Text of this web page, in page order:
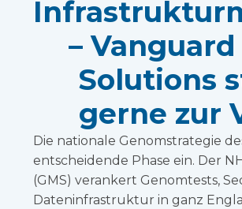
–
Solutions
gerne zur
Die nationale Genomstrategie
entscheidende Phase ein. Der
(GMS) verankert Genomtests,
Dateninfrastruktur in ganz